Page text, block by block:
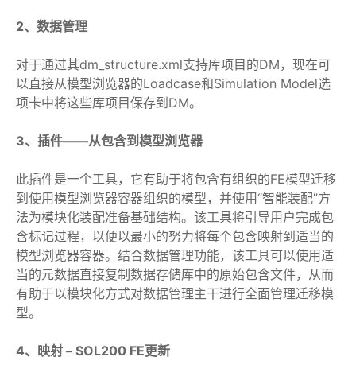
2、数据管理
对于通过其dm_structure.xml支持库项目的DM，现在可
以直接从模型浏览器的Loadcase和Simulation Model选
项卡中将这些库项目保存到DM。
3、插件——从包含到模型浏览器
此插件是一个工具，它有助于将包含有组织的FE模型迁移
到使用模型浏览器容器组织的模型，并使用“智能装配”方
法为模块化装配准备基础结构。该工具将引导用户完成包
含标记过程，以便以最小的努力将每个包含映射到适当的
模型浏览器容器。结合数据管理功能，该工具可以使用适
当的元数据直接复制数据存储库中的原始包含文件，从而
有助于以模块化方式对数据管理主干进行全面管理迁移模
型。
4、映射 – SOL200 FE更新